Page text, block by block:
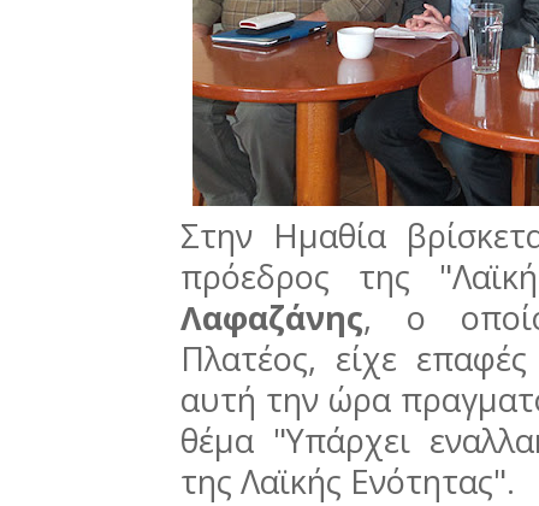
Στην Ημαθία
πρόεδρος της
Λαφαζάνης, ο
Πλατέος, είχε
αυτή την ώρα
θέμα "Υπάρχει
της Λαϊκής Ενότητας".